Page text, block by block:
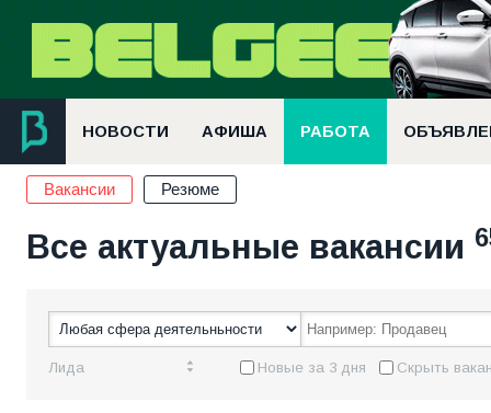
НОВОСТИ АФИША РАБОТА
Вакансии Резюме
Все актуальные вакансии
Лида Новые за 3 дня Скрыть